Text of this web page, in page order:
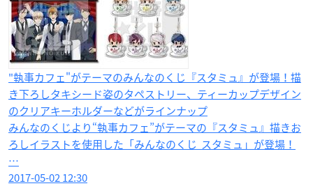
"執事カフェ"がテーマのみんなのくじ『スタミュ』が登場！描
き下ろしタキシード姿のタペストリー、ティーカップデザイン
のクリアキーホルダーなどがラインナップ
みんなのくじより“執事カフェ”がテーマの『スタミュ』描きお
ろしイラストを使用した「みんなのくじ スタミュ」が登場！
…
2017-05-02 12:30